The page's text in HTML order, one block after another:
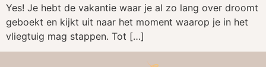
Yes! Je hebt de vakantie waar je al zo lang over droomt
geboekt en kijkt uit naar het moment waarop je in het
vliegtuig mag stappen. Tot […]